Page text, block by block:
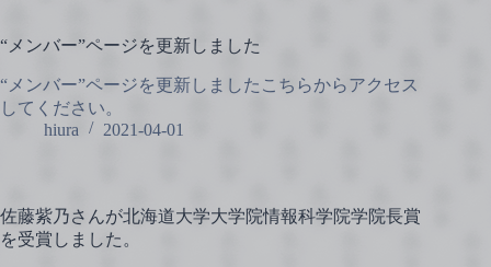
“メンバー”ページを更新しました
“メンバー”ページを更新しましたこちらからアクセス
してください。
hiura
2021-04-01
佐藤紫乃さんが北海道大学大学院情報科学院学院長賞
を受賞しました。